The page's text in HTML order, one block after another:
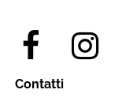
Contatti